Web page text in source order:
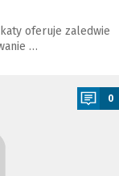
oferuje zaledwie
…
0